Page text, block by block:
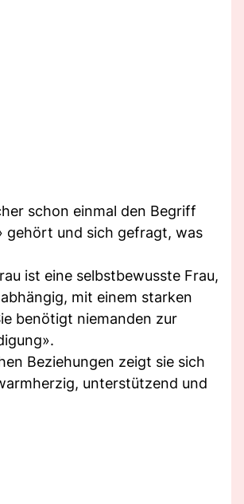
schon einmal den Begriff
gehört und sich gefragt, was
ist eine selbstbewusste Frau,
mit einem starken
benötigt niemanden zur
Beziehungen zeigt sie sich
unterstützend und